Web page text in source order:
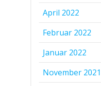
April 2022
Februar 2022
Januar 2022
November 2021